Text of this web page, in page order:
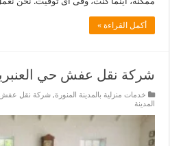
أكمل القراءة »
شركة نقل عفش حي العنبرية
خدمات منزلية بالمدينة المنورة,شركة نقل عفش
المدينة